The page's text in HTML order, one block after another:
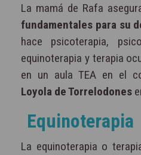
La mamá de Rafa
fundamentales para su
hace psicoterapia,
equinoterapia y terapia
en un aula TEA en el
Loyola de Torrelodones
Equinoterapia
La equinoterapia o